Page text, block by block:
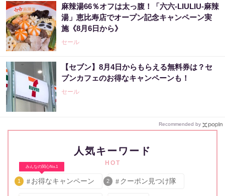
麻辣湯66％オフは太っ腹！「六六-LIULIU-麻辣
湯」恵比寿店でオープン記念キャンペーン実
施《8月6日から》
セール
【セブン】8月4日からもらえる無料券は？セ
ブンカフェのお得なキャンペーンも！
セール
Recommended by
人気キーワード
HOT
みんなの関心No.1
1 お得なキャンペーン 2 クーポン見つけ隊